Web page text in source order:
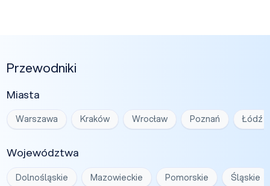
Przewodniki
Miasta
Warszawa Kraków Wrocław Poznań Łódź
Województwa
Dolnośląskie Mazowieckie Pomorskie Śląskie